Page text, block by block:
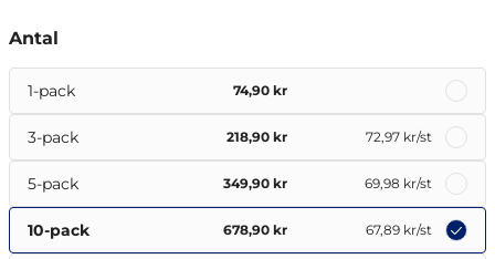
Antal
1-pack 74,90 kr
3-pack 218,90 kr 72,97 kr/st
5-pack 349,90 kr 69,98 kr/st
10-pack 678,90 kr 67,89 kr/st